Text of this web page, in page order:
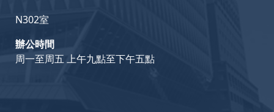
N302室
辦公時間
周一至周五 上午九點至下午五點